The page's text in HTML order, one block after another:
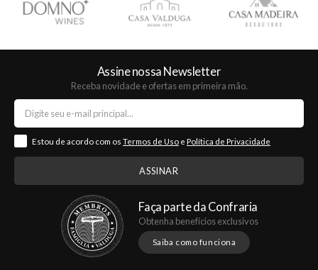
Assine nossa Newsletter
Receba novidade e ofertas em primeira mão.
Estou de acordo com os Termos de Uso e Política de Privacidade
Faça parte da Confraria
Obtenha benefícios exclusivos
Saiba como funciona